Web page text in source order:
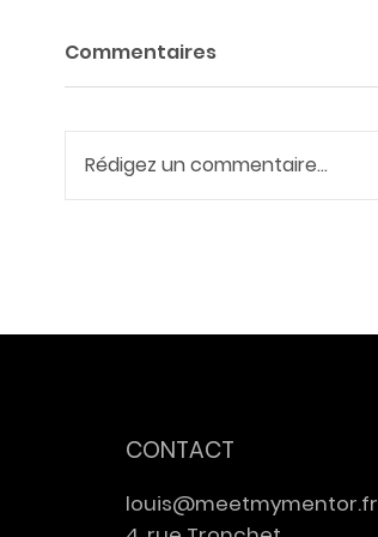
marché du travail
Commentaires
Rédigez un commentaire...
CONTACT
louis@meetmymentor.fr